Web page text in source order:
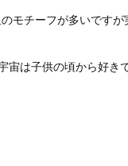
チーフが多いですが
は子供の頃から好きで